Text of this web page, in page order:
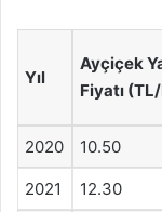
Yıl
Ayçiçek
Fiyatı
2020 10.50
2021 12.30